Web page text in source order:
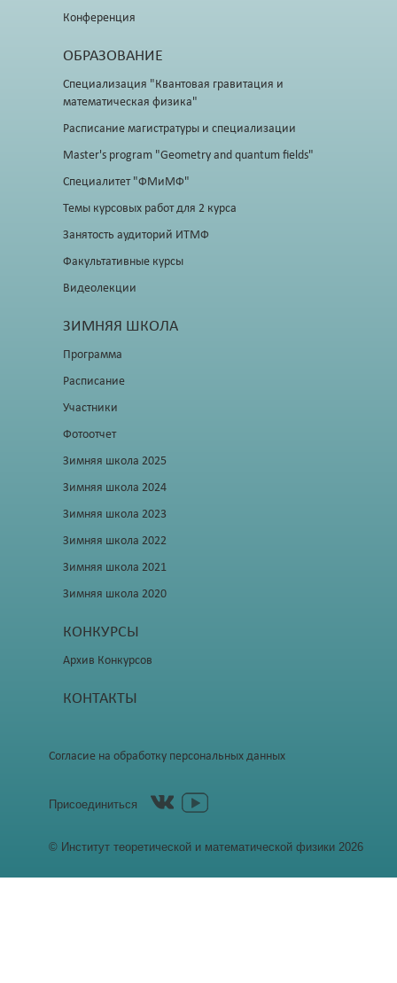
Конференция
ОБРАЗОВАНИЕ
Специализация "Квантовая гравитация и
математическая физика"
Расписание магистратуры и специализации
Master's program "Geometry and quantum fields"
Специалитет "ФМиМФ"
Темы курсовых работ для 2 курса
Занятость аудиторий ИТМФ
Факультативные курсы
Видеолекции
ЗИМНЯЯ ШКОЛА
Программа
Расписание
Участники
Фотоотчет
Зимняя школа 2025
Зимняя школа 2024
Зимняя школа 2023
Зимняя школа 2022
Зимняя школа 2021
Зимняя школа 2020
КОНКУРСЫ
Архив Конкурсов
КОНТАКТЫ
Согласие на обработку персональных данных
Присоединиться
© Институт теоретической и математической физики 2026